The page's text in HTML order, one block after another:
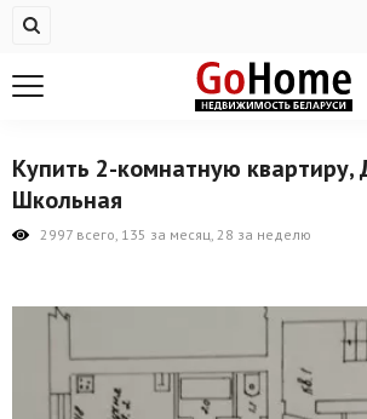
Купить квартиру
На сутки
Новостройки
Комерческая
Продажа коммерческой
Купить 2-комнатную
Школьная
2997 всего, 135 за месяц, 28 за неделю